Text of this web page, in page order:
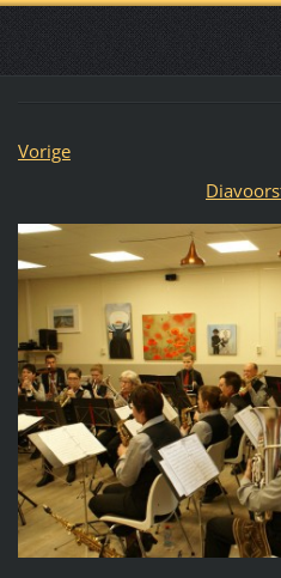
Vorige